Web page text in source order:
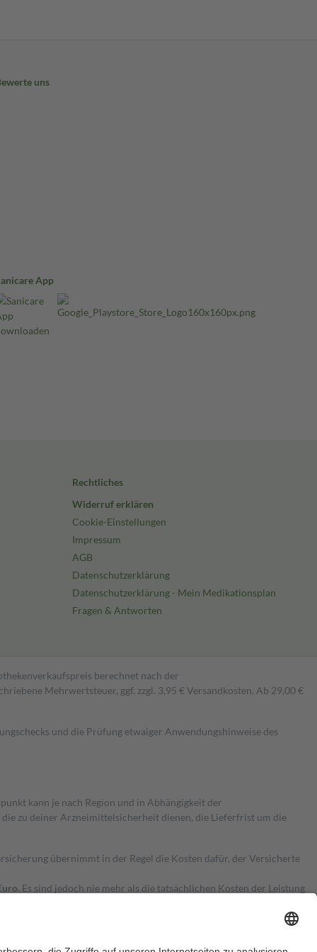
uns
App
Rechtliches
Widerruf erklären
Cookie-Einstellungen
Impressum
AGB
Datenschutzerklärung
Datenschutzerklärung - Mein Medikationsplan
Fragen & Antworten
berechnet nach der
Mehrwertsteuer, ggf. zzgl. 3,95 € Versandkosten. Ab 29,00 €
und die Prüfung etwaiger Anwendungshinweise des
kann je nach Region und in Abhängigkeit der
zu deiner Arzneimittelsicherheit dienen, die Lieferfrist um die
übernimmt in der Regel die Kosten dafür, der Versicherte
Es sind jedoch nie mehr als die tatsächlichen Kosten der Leistung
Zuzahlungen an bei: